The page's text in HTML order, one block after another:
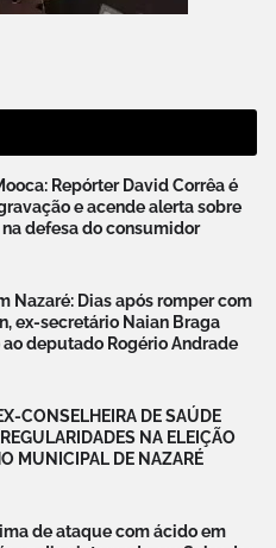
Repórter David Corrêa é
e acende alerta sobre
defesa do consumidor
Nazaré: Dias após romper com
ex-secretário Naian Braga
deputado Rogério Andrade
CONSELHEIRA DE SAÚDE
NA ELEIÇÃO
MUNICIPAL DE NAZARÉ
de ataque com ácido em